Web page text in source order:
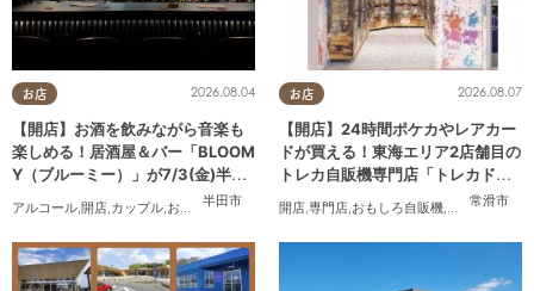
お店
半田市
2026.08.04
【開店】お酒を飲みながら音楽も
楽しめる！居酒屋＆バー「BLOOM
Y（ブルーミー）」が7/3(金)半田
市でオープン
アルコール,開店,カップル,おひとりさま
お店
常滑市
2026.08.07
【開店】24時間ポケカやレアカー
ドが買える！東海エリア2店舗目の
トレカ自販機専門店「トレカドリ
ーム」が常滑市に8/7(金)オープン
開店,専門店,おもしろ自販機,カップル,おひ